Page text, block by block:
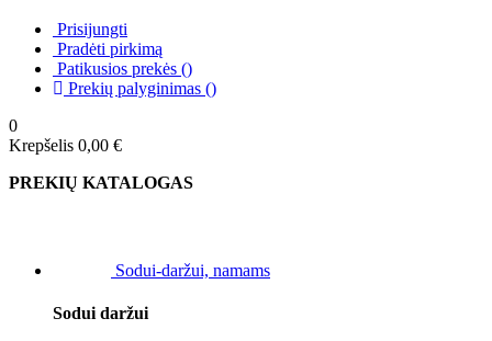
Prisijungti
Pradėti pirkimą
Patikusios prekės ()
Prekių palyginimas ()
0
Krepšelis 0,00 €
PREKIŲ KATALOGAS
Sodui-daržui, namams
Sodui daržui